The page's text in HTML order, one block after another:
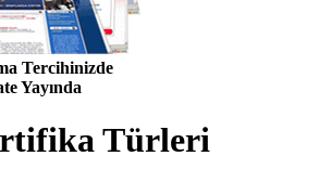
Tercihinizde
Yayında
Türleri